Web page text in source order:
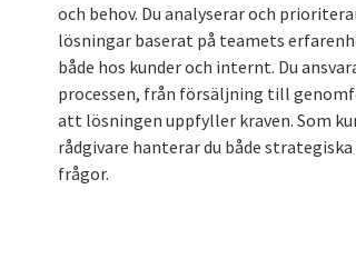
och behov. Du analyserar och
lösningar baserat på teamets
både hos kunder och internt. Du
processen, från försäljning till
att lösningen uppfyller kraven. Som
rådgivare hanterar du både
frågor.